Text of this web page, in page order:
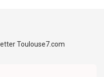
Toulouse7.com